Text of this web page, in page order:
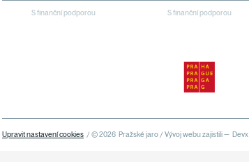
S finanční podporou S finanční podporou
Upravit nastavení cookies / © 2026 Pražské jaro / Vývoj webu zajistili — Devx